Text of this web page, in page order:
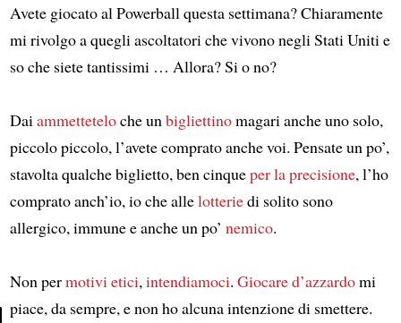
Avete giocato al Powerball questa settimana? Chiaramente
mi rivolgo a quegli ascoltatori che vivono negli Stati Uniti e
so che siete tantissimi … Allora? Si o no?
Daiammetteteloche unbigliettinomagari anche uno solo,
piccolo piccolo, l’avete comprato anche voi. Pensate un po’,
stavolta qualche biglietto, ben cinqueper la precisione, l’ho
comprato anch’io, io che allelotteriedi solito sono
allergico, immune e anche un po’ nemico.
Non permotivietici,intendiamoci. Giocare d’azzardomi
piace, da sempre, e non ho alcuna intenzione di smettere.